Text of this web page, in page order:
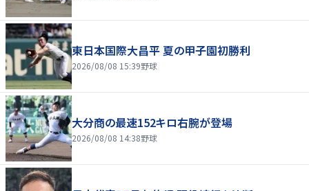
東日本国際大昌平 夏の甲子園初勝利
2026/08/08 15:39野球
大分商の最速152キロ右腕が登場
2026/08/08 14:38野球